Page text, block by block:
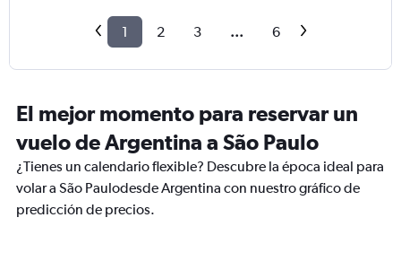
1 2 3 ... 6
El mejor momento para reservar un
vuelo de Argentina a São Paulo
¿Tienes un calendario flexible? Descubre la época ideal para
volar a São Paulodesde Argentina con nuestro gráfico de
predicción de precios.